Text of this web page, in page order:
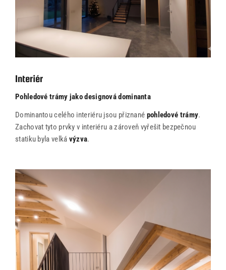
Interiér
Pohledové trámy jako designová dominanta
Dominantou celého interiéru jsou přiznané pohledové trámy.
Zachovat tyto prvky v interiéru a zároveň vyřešit bezpečnou
statiku byla velká výzva.